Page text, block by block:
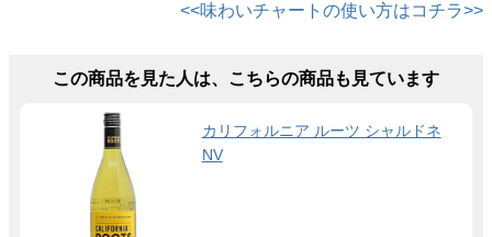
<<味わいチャートの使い方はコチラ>>
この商品を見た人は、こちらの商品も見ています
カリフォルニア ルーツ シャルドネ
NV